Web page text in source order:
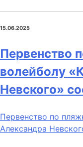
15.06.2025
Первенство
волейболу
Невского»
Первенство по
Александра